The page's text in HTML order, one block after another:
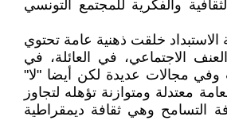
والفكرية للمجتمع التونسي
الاستبداد خلقت ذهنية عامة تحتوي
الاجتماعي، في العائلة، في
وفي مجالات عديدة لكن أيضا "لا"
معتدلة ومتوازنة تؤهله لتجاوز
التسامح وهي ثقافة ديمقراطية